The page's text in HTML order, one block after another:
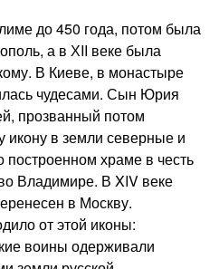
до 450 года, потом была
а в ХII веке была
В Киеве, в монастыре
чудесами. Сын Юрия
прозванный потом
икону в земли северные и
построенном храме в честь
Владимире. В XIV веке
в Москву.
от этой иконы:
воины одерживали